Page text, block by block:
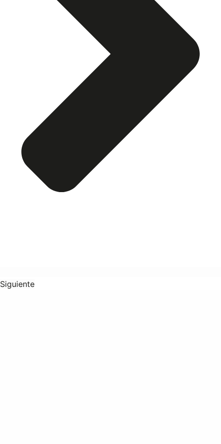
Siguiente